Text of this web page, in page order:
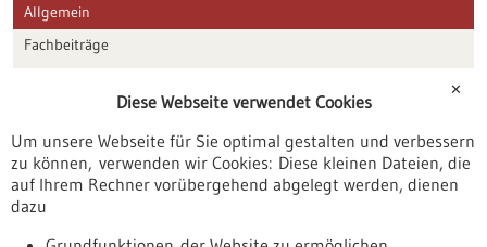
Allgemein
Fachbeiträge
Veranstaltungen
Erscheinungsdatum
✕
Diese Webseite verwendet Cookies
Um unsere Webseite für Sie optimal gestalten und verbessern
zu können, verwenden wir Cookies: Diese kleinen Dateien, die
auf Ihrem Rechner vorübergehend abgelegt werden, dienen
dazu